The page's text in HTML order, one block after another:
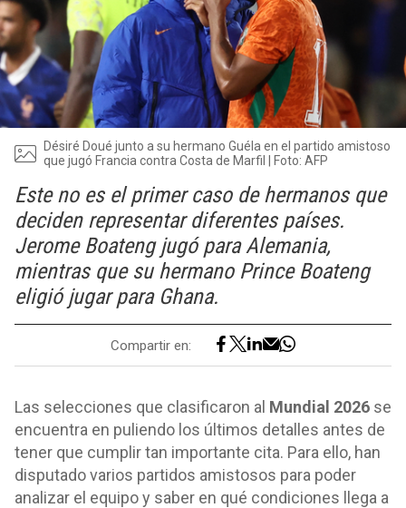
Désiré Doué junto a su hermano Guéla en el partido amistoso
que jugó Francia contra Costa de Marfil | Foto: AFP
Este no es el primer caso de hermanos que
deciden representar diferentes países.
Jerome Boateng jugó para Alemania,
mientras que su hermano Prince Boateng
eligió jugar para Ghana.
Compartir en:
Las selecciones que clasificaron al Mundial 2026 se
encuentra en puliendo los últimos detalles antes de
tener que cumplir tan importante cita. Para ello, han
disputado varios partidos amistosos para poder
analizar el equipo y saber en qué condiciones llega a